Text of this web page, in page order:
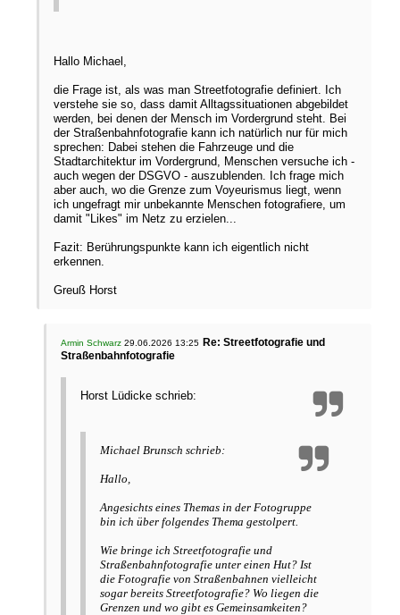
Hallo Michael,
die Frage ist, als was man Streetfotografie definiert. Ich
verstehe sie so, dass damit Alltagssituationen abgebildet
werden, bei denen der Mensch im Vordergrund steht. Bei
der Straßenbahnfotografie kann ich natürlich nur für mich
sprechen: Dabei stehen die Fahrzeuge und die
Stadtarchitektur im Vordergrund, Menschen versuche ich -
auch wegen der DSGVO - auszublenden. Ich frage mich
aber auch, wo die Grenze zum Voyeurismus liegt, wenn
ich ungefragt mir unbekannte Menschen fotografiere, um
damit "Likes" im Netz zu erzielen...
Fazit: Berührungspunkte kann ich eigentlich nicht
erkennen.
Greuß Horst
Armin Schwarz 29.06.2026 13:25 Re: Streetfotografie und
Straßenbahnfotografie
Horst Lüdicke schrieb:
Michael Brunsch schrieb:
Hallo,
Angesichts eines Themas in der Fotogruppe
bin ich über folgendes Thema gestolpert.
Wie bringe ich Streetfotografie und
Straßenbahnfotografie unter einen Hut? Ist
die Fotografie von Straßenbahnen vielleicht
sogar bereits Streetfotografie? Wo liegen die
Grenzen und wo gibt es Gemeinsamkeiten?